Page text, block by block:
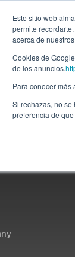
Este sitio web
permite
acerca de
Cookies de
de los anuncios.
Para conocer más
Si rechazas, no
preferencia de